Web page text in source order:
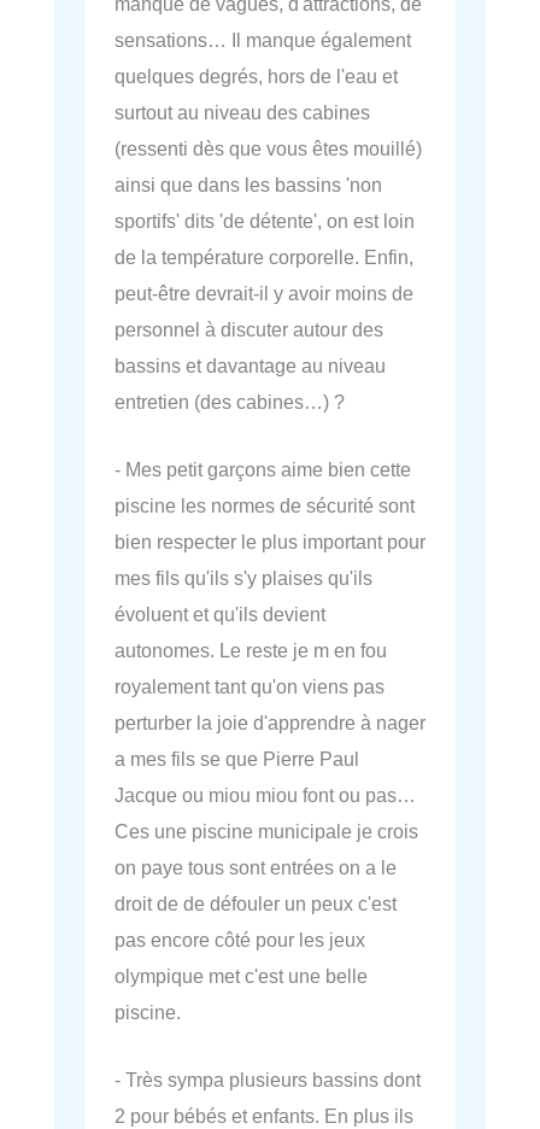
sensations… Il manque également
quelques degrés, hors de l'eau et
surtout au niveau des cabines
(ressenti dès que vous êtes mouillé)
ainsi que dans les bassins 'non
sportifs' dits 'de détente', on est loin
de la température corporelle. Enfin,
peut-être devrait-il y avoir moins de
personnel à discuter autour des
bassins et davantage au niveau
entretien (des cabines…) ?
- Mes petit garçons aime bien cette
piscine les normes de sécurité sont
bien respecter le plus important pour
mes fils qu'ils s'y plaises qu'ils
évoluent et qu'ils devient
autonomes. Le reste je m en fou
royalement tant qu'on viens pas
perturber la joie d'apprendre à nager
a mes fils se que Pierre Paul
Jacque ou miou miou font ou pas…
Ces une piscine municipale je crois
on paye tous sont entrées on a le
droit de de défouler un peux c'est
pas encore côté pour les jeux
olympique met c'est une belle
piscine.
- Très sympa plusieurs bassins dont
2 pour bébés et enfants. En plus ils